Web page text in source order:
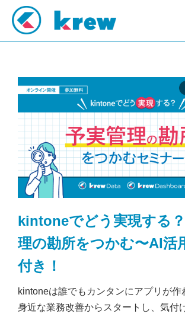
kintoneでどう実現する
理の勘所をつかむ〜AI活
付き！
kintoneは誰でもカンタンにアプリが作
身近な業務改善からスタートし、気付